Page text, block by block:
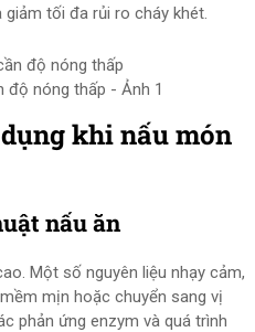
tối đa rủi ro cháy khét.
độ nóng thấp - Ảnh 1
khi nấu món
nấu ăn
Một số nguyên liệu nhạy cảm,
mịn hoặc chuyển sang vị
phản ứng enzym và quá trình